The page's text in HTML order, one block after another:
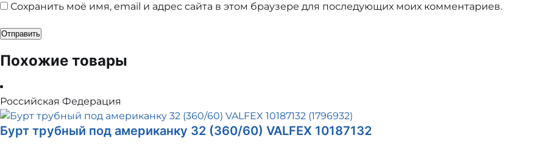
Сохранить моё имя, email и адрес сайта в этом браузере для последующих моих комментариев.
Похожие товары
Российская Федерация
Бурт трубный под американку 32 (360/60) VALFEX 10187132